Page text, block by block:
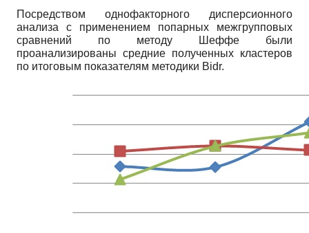
Посредством однофакторного дисперсионного
анализа с применением попарных межгрупповых
сравнений по методу Шеффе были
проанализированы средние полученных кластеров
по итоговым показателям методики Bidr.